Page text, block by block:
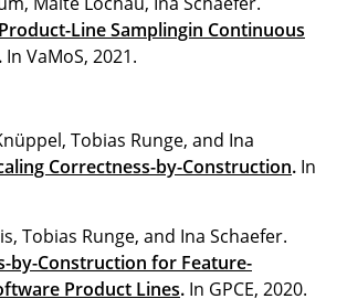
Line Samplingin Continuous
. In VaMoS, 2021.
Tobias Runge, and Ina
Correctness-by-Construction. In
Tobias Runge, and Ina Schaefer.
by-Construction for Feature-
Product Lines. In GPCE, 2020.